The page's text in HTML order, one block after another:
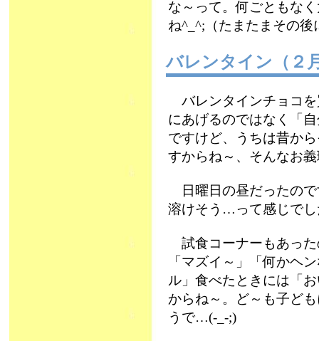
な～って。何ごともな
ね^_^;（たまたまその
バレンタイン（２
バレンタインチョコを
にあげるのではなく「
ですけど、うちは昔か
すからね～、そんなお
日曜日の昼だったので
溶けそう…って感じでし
試食コーナーもあった
「マズイ～」「何かヘ
ル」食べたときには「
からね～。ど～も子ど
うで…(-_-;)